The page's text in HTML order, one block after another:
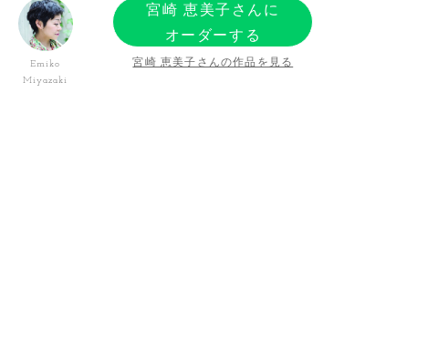
Emiko
Miyazaki
宮崎 恵美子さんに
オーダーする
宮崎 恵美子さんの作品を見る